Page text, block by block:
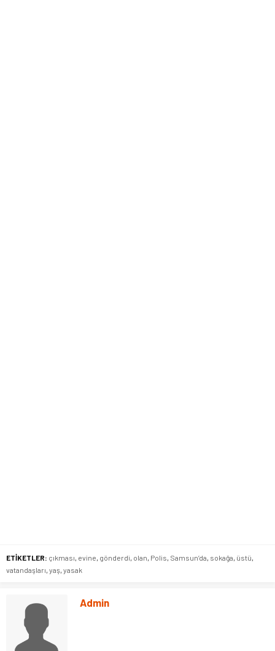
ETİKETLER: çıkması, evine, gönderdi, olan, Polis, Samsun’da, sokağa, üstü,
vatandaşları, yaş, yasak
Admin